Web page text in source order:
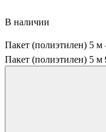
В наличии
Пакет (полиэтилен) 5
Пакет (полиэтилен) 5 м